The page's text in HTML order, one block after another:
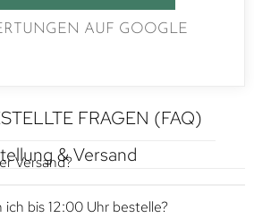
AUF GOOGLE
FRAGEN (FAQ)
& Versand
Versand?
ich bis 12:00 Uhr bestelle?